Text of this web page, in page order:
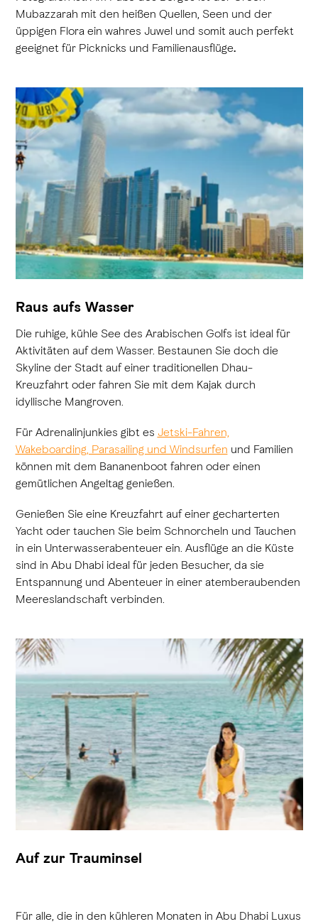
Mubazzarah mit den heißen Quellen, Seen und der
üppigen Flora ein wahres Juwel und somit auch perfekt
geeignet für Picknicks und Familienausflüge.
Raus aufs Wasser
Die ruhige, kühle See des Arabischen Golfs ist ideal für
Aktivitäten auf dem Wasser. Bestaunen Sie doch die
Skyline der Stadt auf einer traditionellen Dhau-
Kreuzfahrt oder fahren Sie mit dem Kajak durch
idyllische Mangroven.
Für Adrenalinjunkies gibt es Jetski-Fahren,
Wakeboarding, Parasailing und Windsurfen und Familien
können mit dem Bananenboot fahren oder einen
gemütlichen Angeltag genießen.
Genießen Sie eine Kreuzfahrt auf einer gecharterten
Yacht oder tauchen Sie beim Schnorcheln und Tauchen
in ein Unterwasserabenteuer ein. Ausflüge an die Küste
sind in Abu Dhabi ideal für jeden Besucher, da sie
Entspannung und Abenteuer in einer atemberaubenden
Meereslandschaft verbinden.
Auf zur Trauminsel
Für alle, die in den kühleren Monaten in Abu Dhabi Luxus